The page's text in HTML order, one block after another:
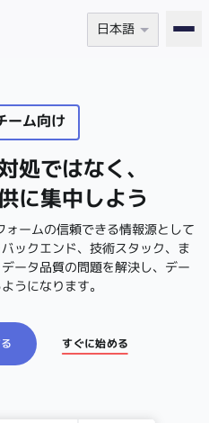
日本語
ーム向け
処ではなく、
に集中しよう
ームの信頼できる情報源として
ックエンド、技術スタック、ま
ータ品質の問題を解決し、デー
うになります。
すぐに始める